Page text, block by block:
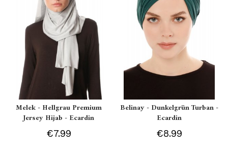
Melek - Hellgrau Premium
Jersey Hijab - Ecardin
€7.99
Belinay - Dunkelgrün Turban -
Ecardin
€8.99